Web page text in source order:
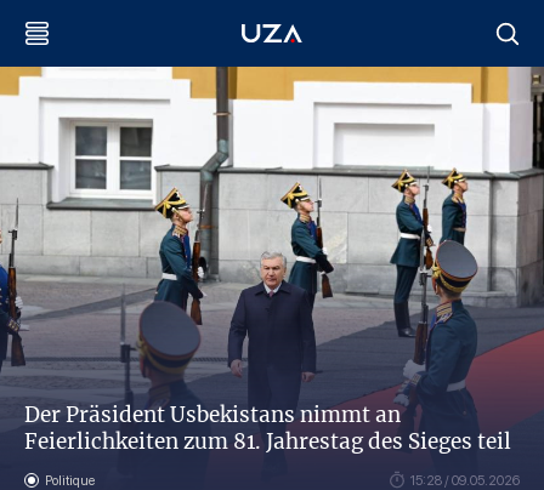
Der Präsident Usbekistans nimmt an
Feierlichkeiten zum 81. Jahrestag des Sieges teil
Politique 15:28 / 09.05.2026